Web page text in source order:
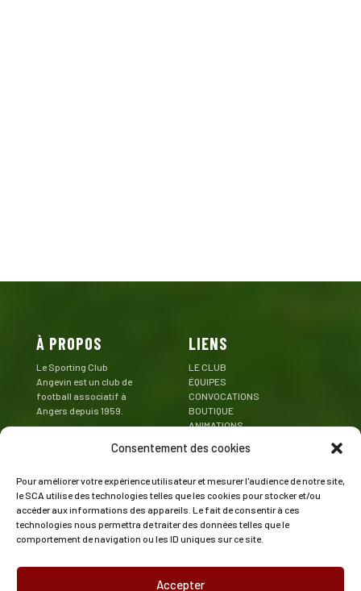
Consentement des cookies
Pour améliorer votre expérience utilisateur et mesurer l'audience de notre site,
le SCA utilise des technologies telles que les cookies pour stocker et/ou
accéder aux informations des appareils. Le fait de consentir à ces
technologies nous permettra de traiter des données telles que le
comportement de navigation ou les ID uniques sur ce site.
Accepter
À PROPOS
Le Sporting Club
Angevin est un club de
football associatif à
Angers depuis 1959.
LIENS
LE CLUB
ÉQUIPES
CONVOCATIONS
BOUTIQUE
ANIMATIONS
CONTACT
CONTACT
Stade de la Baraterie
Rue Emmanuel Camus
49000 Angers
02 41 47 43 73
SUIVEZ LE SCA